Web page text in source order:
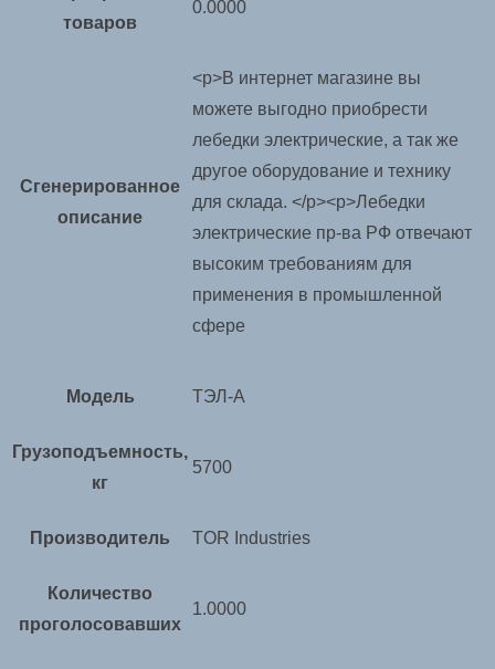
товаров
0.0000
Сгенерированное
описание
<p>В интернет магазине вы
можете выгодно приобрести
лебедки электрические, а так же
другое оборудование и технику
для склада. </p><p>Лебедки
электрические пр-ва РФ отвечают
высоким требованиям для
применения в промышленной
сфере
Модель ТЭЛ-А
Грузоподъемность,
кг
5700
Производитель TOR Industries
Количество
проголосовавших
1.0000